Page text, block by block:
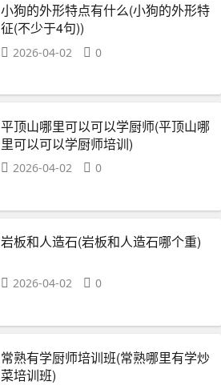
小狗的外形特点有什么(小狗的外形特
征(不少于4句))
2026-04-02 0
平顶山哪里可以可以学厨师(平顶山哪
里可以可以学厨师培训)
2026-04-02 0
岩板和人造石(岩板和人造石哪个重)
2026-04-02 0
常熟有学厨师培训班(常熟哪里有学炒
菜培训班)